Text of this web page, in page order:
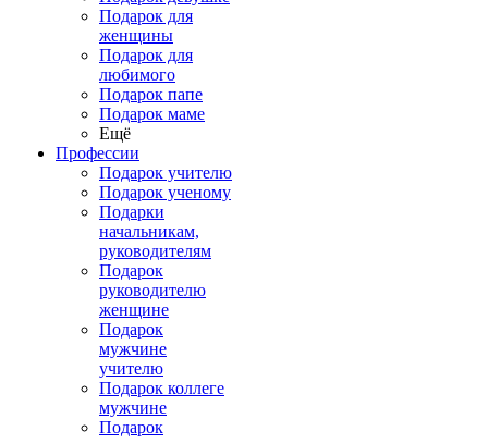
Подарок для
женщины
Подарок для
любимого
Подарок папе
Подарок маме
Ещё
Профессии
Подарок учителю
Подарок ученому
Подарки
начальникам,
руководителям
Подарок
руководителю
женщине
Подарок
мужчине
учителю
Подарок коллеге
мужчине
Подарок